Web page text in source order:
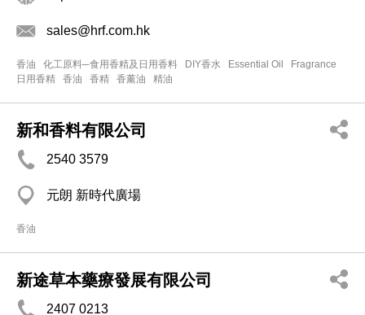
sales@hrf.com.hk
香油 化工原料─食用香精及日用香料 DIY香水 Essential Oil
Fragrance
日用香精
香油 香精 香薰油 精油
新和香料有限公司
2540 3579
元朗 新時代廣場
香油
新途草本藥療發展有限公司
2407 0213